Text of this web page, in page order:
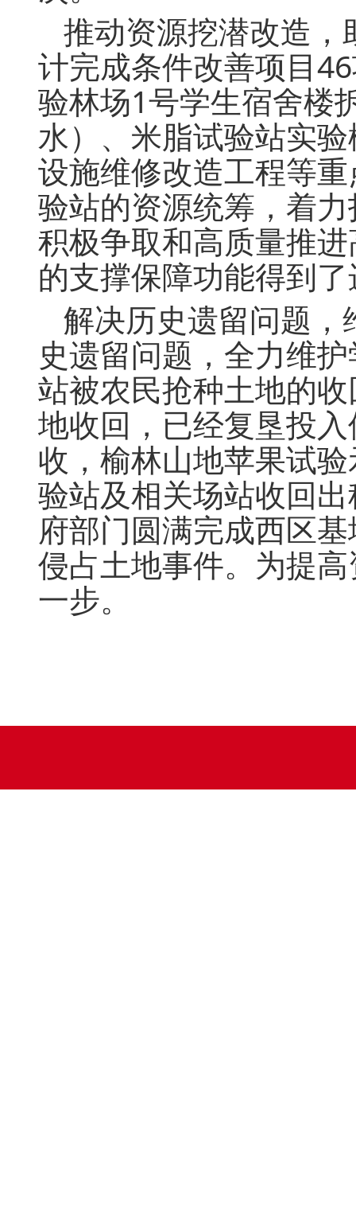
推动资源挖潜改造
计完成条件改善项目
验林场1号学生宿舍楼
水）、米脂试验站实
设施维修改造工程等
验站的资源统筹，着
积极争取和高质量推
的支撑保障功能得到
解决历史遗留问题
史遗留问题，全力维
站被农民抢种土地的
地收回，已经复垦投
收，榆林山地苹果试
验站及相关场站收回
府部门圆满完成西区
侵占土地事件。为提
一步。